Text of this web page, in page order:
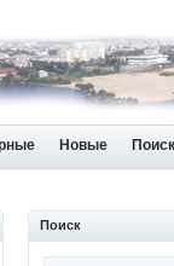
Новые Поиск
Поиск